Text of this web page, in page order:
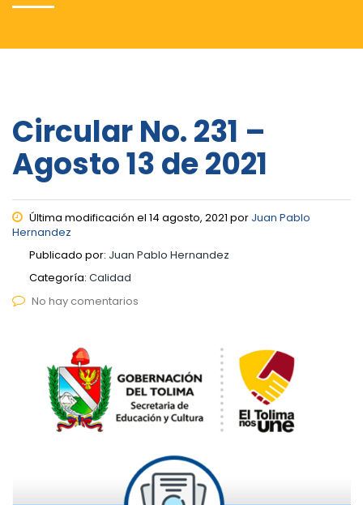
Circular No. 231 –
Agosto 13 de 2021
Última modificación el 14 agosto, 2021 por Juan Pablo
Hernandez
Publicado por: Juan Pablo Hernandez
Categoría: Calidad
No hay comentarios